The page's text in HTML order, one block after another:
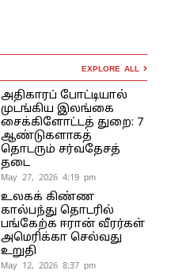
EXPLORE ALL
அதிகாரப் போட்டியால்
முடங்கிய இலங்கை
சைக்கிளோட்டத் துறை: 7
ஆண்டுகளாகத்
தொடரும் சர்வதேசத்
தடை
May 27, 2026 4:19 pm
உலகக் கிண்ண
கால்பந்து தொடரில்
பங்கேற்க ஈரான் வீரர்கள்
அமெரிக்கா செல்வது
உறுதி
May 12, 2026 8:37 pm